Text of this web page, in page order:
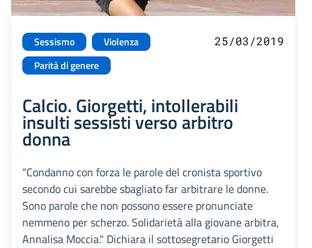
Sessismo
Violenza
Parità di genere
25/03/2019
Calcio. Giorgetti, intollerabili
insulti sessisti verso arbitro
donna
“Condanno con forza le parole del cronista sportivo
secondo cui sarebbe sbagliato far arbitrare le donne.
Sono parole che non possono essere pronunciate
nemmeno per scherzo. Solidarietà alla giovane arbitra,
Annalisa Moccia." Dichiara il sottosegretario Giorgetti